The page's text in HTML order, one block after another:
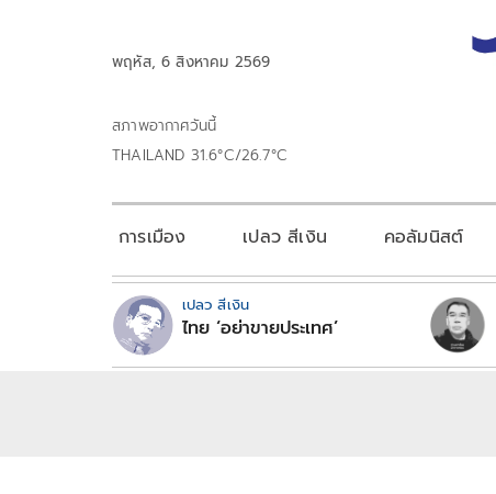
พฤหัส, 6 สิงหาคม 2569
สภาพอากาศวันนี้
THAILAND 31.6°C/26.7°C
การเมือง เปลว สีเงิน คอลัมนิสต์
เปลว สีเงิน
ไทย ‘อย่าขายประเทศ’